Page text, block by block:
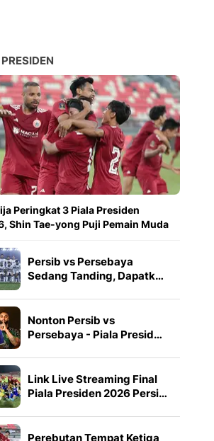
Peringkat 3 Piala Presiden
Shin Tae-yong Puji Pemain Muda
Persib vs Persebaya
Sedang Tanding, Dapatk…
Nonton Persib vs
Persebaya - Piala Presid…
Link Live Streaming Final
Piala Presiden 2026 Persi…
Perebutan Tempat Ketiga